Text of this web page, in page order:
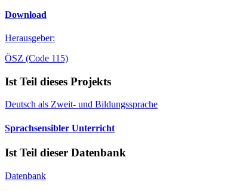
Download
Herausgeber:
ÖSZ (Code 115)
Ist Teil dieses Projekts
Deutsch als Zweit- und Bildungssprache
Sprachsensibler Unterricht
Ist Teil dieser Datenbank
Datenbank